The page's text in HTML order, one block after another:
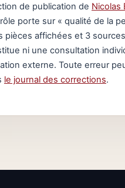
de publication de Nicolas
porte sur « qualité de la
pièces affichées et 3
ni une consultation
externe. Toute erreur
le journal des corrections.